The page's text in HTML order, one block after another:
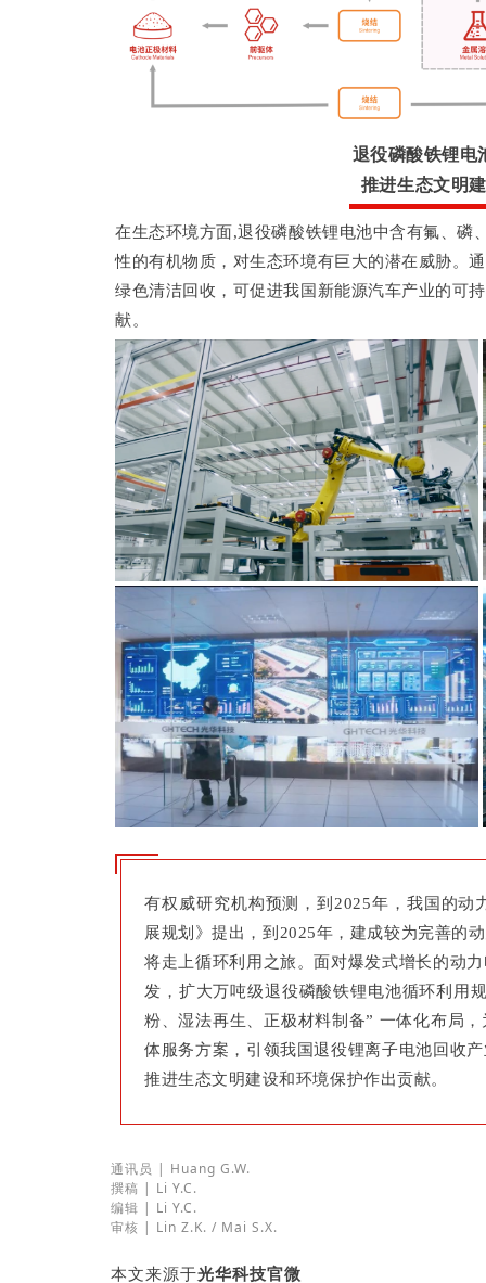
退役磷酸铁锂电
推进生态文明
在生态环境方面,退役磷酸铁锂电池中含有氟、磷
性的有机物质，对生态环境有巨大的潜在威胁。
绿色清洁回收，可促进我国新能源汽车产业的可
献。
有权威研究机构预测，到2025年，我国的动
展规划》提出，到2025年，建成较为完善的
将走上循环利用之旅。面对爆发式增长的动
发，扩大万吨级退役磷酸铁锂电池循环利用
粉、湿法再生、正极材料制备” 一体化布局
体服务方案，引领我国退役锂离子电池回收
推进生态文明建设和环境保护作出贡献。
通讯员 | Huang G.W.
撰稿 | Li Y.C.
编辑 | Li Y.C.
审核 | Lin Z.K. / Mai S.X.
本文来源于光华科技官微